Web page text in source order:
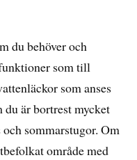
du behöver och
som till
som anses
du är bortrest mycket
sommarstugor. Om
område med